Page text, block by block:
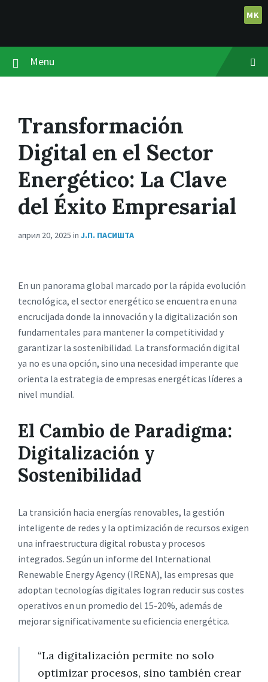
MK
Menu
Transformación
Digital en el Sector
Energético: La Clave
del Éxito Empresarial
април 20, 2025 in Ј.П. ПАСИШТА
En un panorama global marcado por la rápida evolución
tecnológica, el sector energético se encuentra en una
encrucijada donde la innovación y la digitalización son
fundamentales para mantener la competitividad y
garantizar la sostenibilidad. La transformación digital
ya no es una opción, sino una necesidad imperante que
orienta la estrategia de empresas energéticas líderes a
nivel mundial.
El Cambio de Paradigma:
Digitalización y
Sostenibilidad
La transición hacia energías renovables, la gestión
inteligente de redes y la optimización de recursos exigen
una infraestructura digital robusta y procesos
integrados. Según un informe del International
Renewable Energy Agency (IRENA), las empresas que
adoptan tecnologías digitales logran reducir sus costes
operativos en un promedio del 15-20%, además de
mejorar significativamente su eficiencia energética.
“La digitalización permite no solo
optimizar procesos, sino también crear